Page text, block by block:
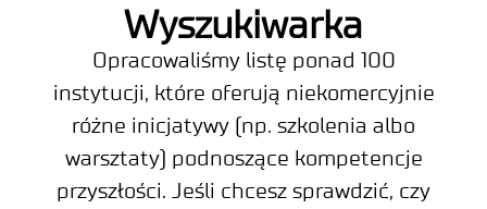
Wyszukiwarka
Opracowaliśmy listę ponad 100
instytucji, które oferują niekomercyjnie
różne inicjatywy (np. szkolenia albo
warsztaty) podnoszące kompetencje
przyszłości. Jeśli chcesz sprawdzić, czy